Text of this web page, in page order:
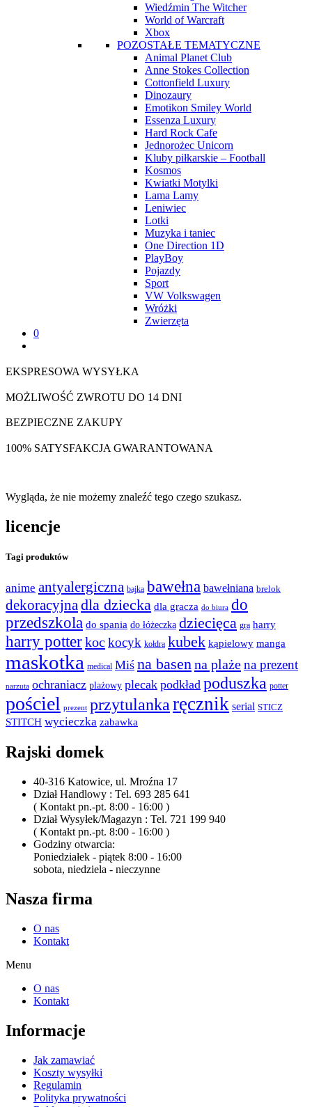
Wiedźmin The Witcher
World of Warcraft
Xbox
POZOSTAŁE TEMATYCZNE
Animal Planet Club
Anne Stokes Collection
Cottonfield Luxury
Dinozaury
Emotikon Smiley World
Essenza Luxury
Hard Rock Cafe
Jednorożec Unicorn
Kluby piłkarskie – Football
Kosmos
Kwiatki Motylki
Lama Lamy
Leniwiec
Lotki
Muzyka i taniec
One Direction 1D
PlayBoy
Pojazdy
Sport
VW Volkswagen
Wróżki
Zwierzęta
0
EKSPRESOWA WYSYŁKA
MOŻLIWOŚĆ ZWROTU DO 14 DNI
BEZPIECZNE ZAKUPY
100% SATYSFAKCJA GWARANTOWANA
Wygląda, że nie możemy znaleźć tego czego szukasz.
licencje
Tagi produktów
anime antyalergiczna bajka bawełna bawełniana brelok
dekoracyjna dla dziecka dla gracza do biura do
przedszkola do spania do łóżeczka dziecięca gra harry
harry potterkoc kocyk kołdra kubek kąpielowy manga
maskotka medical Miś na basenna plażena prezent
narzuta ochraniacz plażowy plecak podkład poduszka potter
pościel prezent przytulankaręcznik serial STICZ
STITCH wycieczka zabawka
Rajski domek
40-316 Katowice, ul. Mroźna 17
Dział Handlowy : Tel. 693 285 641
( Kontakt pn.-pt. 8:00 - 16:00 )
Dział Wysyłek/Magazyn : Tel. 721 199 940
( Kontakt pn.-pt. 8:00 - 16:00 )
Godziny otwarcia:
Poniedziałek - piątek 8:00 - 16:00
sobota, niedziela - nieczynne
Nasza firma
O nas
Kontakt
Menu
O nas
Kontakt
Informacje
Jak zamawiać
Koszty wysyłki
Regulamin
Polityka prywatności